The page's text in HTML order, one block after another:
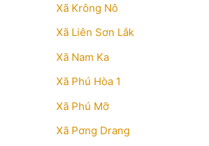
Xã Krông Nô
Xã Liên Sơn Lắk
Xã Nam Ka
Xã Phú Hòa 1
Xã Phú Mỡ
Xã Pơng Drang